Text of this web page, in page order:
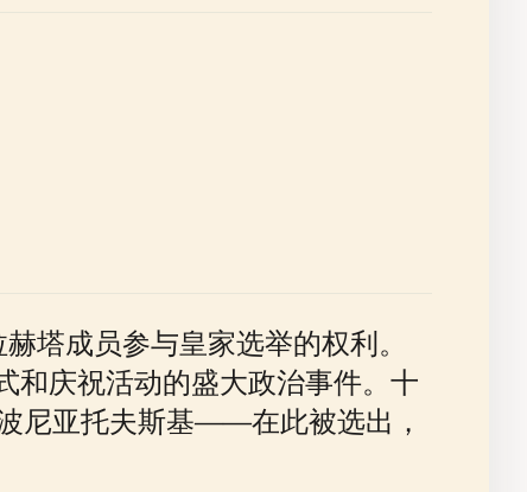
塔成员参与皇家选举的权利。
和庆祝活动的盛大政治事件。十
尼亚托夫斯基——在此被选出，